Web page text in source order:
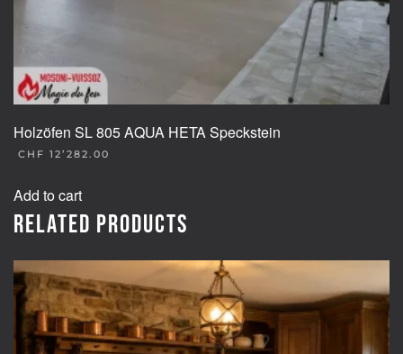
Holzöfen SL 805 AQUA HETA Speckstein
CHF 12’282.00
Add to cart
Related products